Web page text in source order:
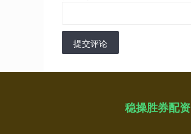
提交评论
稳操胜券配资